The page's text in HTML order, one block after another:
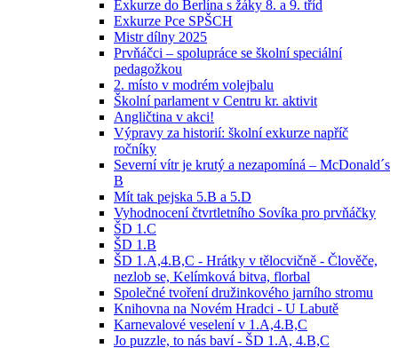
Exkurze do Berlína s žáky 8. a 9. tříd
Exkurze Pce SPŠCH
Mistr dílny 2025
Prvňáčci – spolupráce se školní speciální
pedagožkou
2. místo v modrém volejbalu
Školní parlament v Centru kr. aktivit
Angličtina v akci!
Výpravy za historií: školní exkurze napříč
ročníky
Severní vítr je krutý a nezapomíná – McDonald´s
B
Mít tak pejska 5.B a 5.D
Vyhodnocení čtvrtletního Sovíka pro prvňáčky
ŠD 1.C
ŠD 1.B
ŠD 1.A,4.B,C - Hrátky v tělocvičně - Člověče,
nezlob se, Kelímková bitva, florbal
Společné tvoření družinkového jarního stromu
Knihovna na Novém Hradci - U Labutě
Karnevalové veselení v 1.A,4.B,C
Jo puzzle, to nás baví - ŠD 1.A, 4.B,C